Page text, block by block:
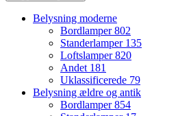
Belysning moderne
Bordlamper802
Standerlamper 135
Loftslamper820
Andet 181
Uklassificerede 79
Belysning ældre og antik
Bordlamper854